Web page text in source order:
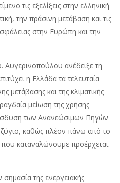
τις εξελίξεις στην ελληνική
την πράσινη μετάβαση και τις
στην Ευρώπη και την
Αυγερινοπούλου ανέδειξε τη
η Ελλάδα τα τελευταία
μετάβασης και της κλιματικής
μείωση της χρήσης
των Ανανεώσιμων Πηγών
καθώς πλέον πάνω από το
που καταναλώνουμε προέρχεται
της ενεργειακής